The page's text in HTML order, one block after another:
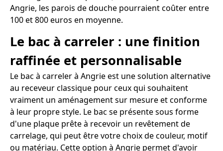
Angrie, les parois de douche pourraient coûter entre
100 et 800 euros en moyenne.
Le bac à carreler : une finition
raffinée et personnalisable
Le bac à carreler à Angrie est une solution alternative
au receveur classique pour ceux qui souhaitent
vraiment un aménagement sur mesure et conforme
à leur propre style. Le bac se présente sous forme
d'une plaque prête à recevoir un revêtement de
carrelage, qui peut être votre choix de couleur, motif
ou matériau. Cette option à Angrie permet d'avoir